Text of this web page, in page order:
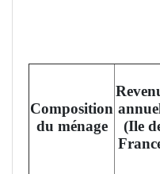
Composition
du ménage
(Ile